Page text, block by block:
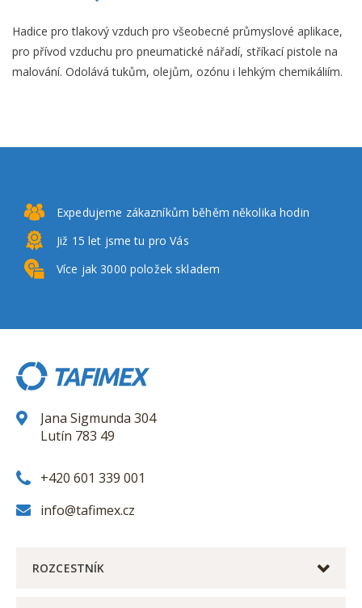
Hadice pro tlakový vzduch pro všeobecné průmyslové aplikace,
pro přívod vzduchu pro pneumatické nářadí, stříkací pistole na
malování. Odolává tukům, olejům, ozónu i lehkým chemikáliím.
Expedujeme zákazníkům běhěm několika hodin
Již 15 let jsme tu pro Vás
Více jak 3000 položek skladem
Jana Sigmunda 304
Lutín 783 49
+420 601 339 001
info@tafimex.cz
ROZCESTNÍK